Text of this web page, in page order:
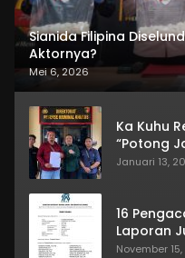
Sianida Filipina
Aktornya?
Mei 6, 2026
Ka Kuhu
“Potong
Januari 13,
16
Laporan
November